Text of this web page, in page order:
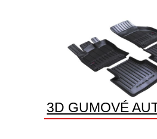
3D GUMOVÉ